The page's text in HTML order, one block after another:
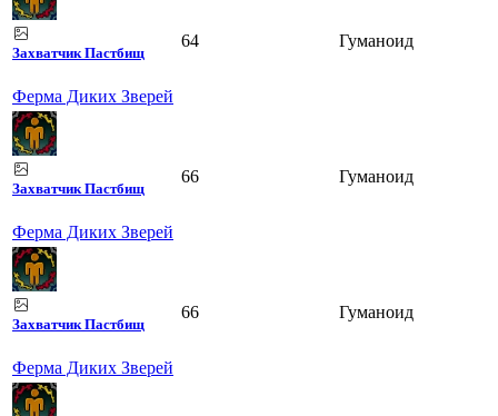
Захватчик Пастбищ
Ферма Диких Зверей
64 Гуманоид
Захватчик Пастбищ
Ферма Диких Зверей
66 Гуманоид
Захватчик Пастбищ
Ферма Диких Зверей
66 Гуманоид